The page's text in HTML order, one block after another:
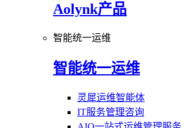
Aolynk产品
智能统一运维
智能统一运维
灵犀运维智能体
IT服务管理咨询